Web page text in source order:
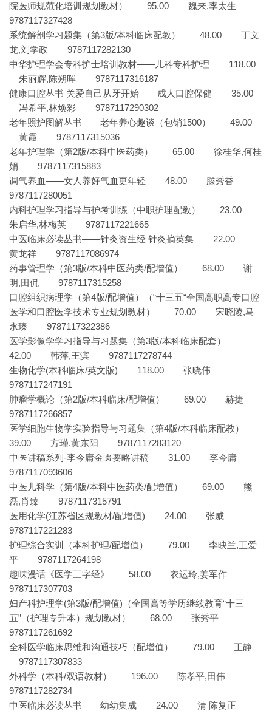
院医师规范化培训规划教材） 95.00 魏来,李太生
9787117327428
系统解剖学习题集（第3版/本科临床配教） 48.00 丁文
龙,刘学政 9787117282130
中华护理学会专科护士培训教材——儿科专科护理 118.00
朱丽辉,陈朔晖 9787117316187
健康口腔丛书 关爱自己从牙开始——成人口腔保健 35.00
冯希平,林焕彩 9787117290302
老年照护图解丛书——老年养心趣谈（包销1500） 49.00
黄霞 9787117315036
老年护理学（第2版/本科中医药类） 65.00 徐桂华,何桂
娟 9787117315883
调气养血——女人养好气血更年轻 48.00 滕秀香
9787117280051
内科护理学习指导与护考训练（中职护理配教） 23.00
朱启华,林梅英 9787117221665
中医临床必读丛书——针灸资生经 针灸摘英集 22.00
黄龙祥 9787117086974
药事管理学（第3版/本科中医药类/配增值） 68.00 谢
明,田侃 9787117315258
口腔组织病理学（第4版/配增值）（“十三五“全国高职高专口腔
医学和口腔医学技术专业规划教材） 70.00 宋晓陵,马
永臻 9787117322386
医学影像学学习指导与习题集（第3版/本科临床配套）
42.00 韩萍,王滨 9787117278744
生物化学(本科临床/英文版) 118.00 张晓伟
9787117247191
肿瘤学概论（第2版/本科临床/配增值） 69.00 赫捷
9787117266857
医学细胞生物学实验指导与习题集（第4版/本科临床配教）
39.00 方瑾,黄东阳 9787117283120
中医讲稿系列-李今庸金匮要略讲稿 31.00 李今庸
9787117093606
中医儿科学（第4版/本科中医药类/配增值） 69.00 熊
磊,肖臻 9787117315791
医用化学(江苏省区规教材/配增值) 24.00 张威
9787117221283
护理综合实训（本科护理/配增值） 79.00 李映兰,王爱
平 9787117264198
趣味漫话《医学三字经》 58.00 衣运玲,姜军作
9787117307703
妇产科护理学(第3版/配增值)（全国高等学历继续教育“十三
五”（护理专升本）规划教材） 68.00 张秀平
9787117261692
全科医学临床思维和沟通技巧（配增值） 79.00 王静
9787117307833
外科学（本科/双语教材） 196.00 陈孝平,田伟
9787117282734
中医临床必读丛书——幼幼集成 24.00 清 陈复正